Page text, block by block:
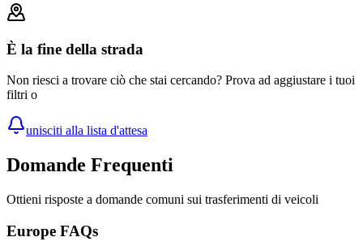
È la fine della strada
Non riesci a trovare ciò che stai cercando? Prova ad aggiustare i tuoi
filtri o
unisciti alla lista d'attesa
Domande Frequenti
Ottieni risposte a domande comuni sui trasferimenti di veicoli
Europe FAQs